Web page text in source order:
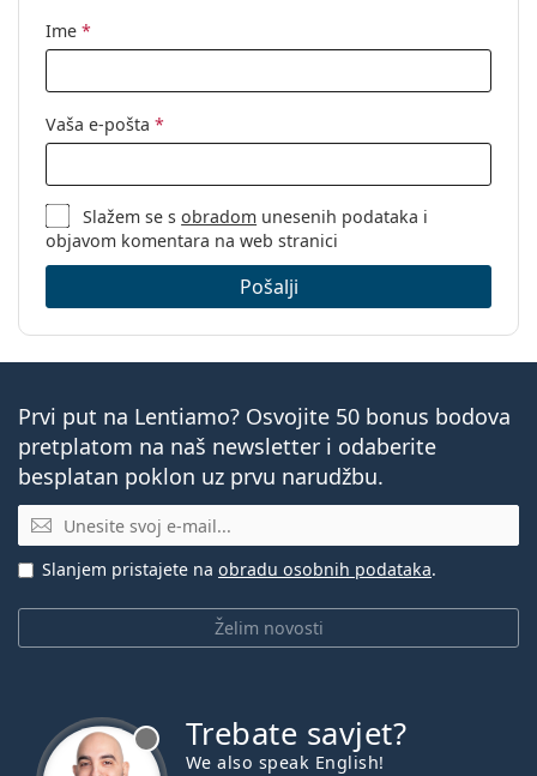
Ime *
Vaša e-pošta *
Slažem se sobradom unesenih podataka i
objavom komentara na web stranici
Pošalji
Prvi put na Lentiamo? Osvojite 50 bonus bodova
pretplatom na naš newsletter i odaberite
besplatan poklon uz prvu narudžbu.
E-mail
Želim novosti
Slanjem pristajete na obradu osobnih podataka.
Trebate savjet?
We also speak English!